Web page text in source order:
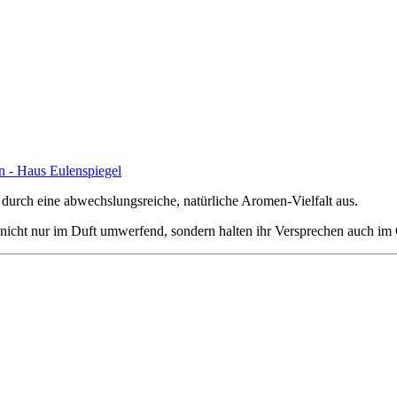
eine abwechslungsreiche, natürliche Aromen-Vielfalt aus.
nur im Duft umwerfend, sondern halten ihr Versprechen auch im